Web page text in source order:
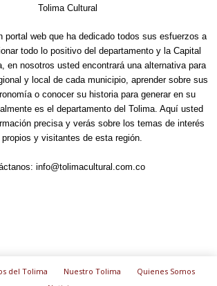
portal web que ha dedicado todos sus esfuerzos a
todo lo positivo del departamento y la Capital
en nosotros usted encontrará una alternativa para
y local de cada municipio, aprender sobre sus
o conocer su historia para generar en su
es el departamento del Tolima. Aquí usted
precisa y verás sobre los temas de interés
propios y visitantes de esta región.
info@tolimacultural.com.co
del Tolima Nuestro Tolima
Quienes Somos